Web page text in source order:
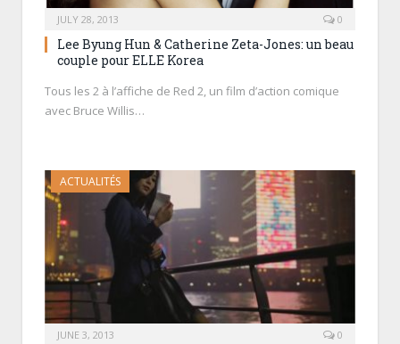
JULY 28, 2013 0
Lee Byung Hun & Catherine Zeta-Jones: un beau
couple pour ELLE Korea
Tous les 2 à l’affiche de Red 2, un film d’action comique
avec Bruce Willis…
ACTUALITÉS
JUNE 3, 2013 0